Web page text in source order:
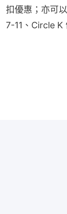
扣優惠；亦可
7-11、Circle K